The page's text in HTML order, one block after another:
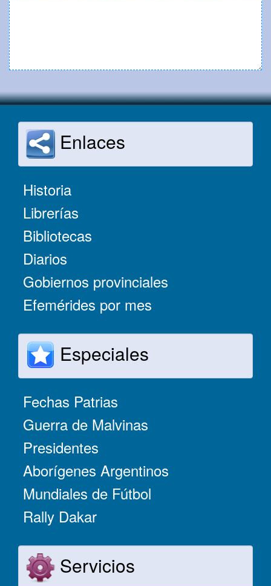
Enlaces
Historia
Librerías
Bibliotecas
Diarios
Gobiernos provinciales
Efemérides por mes
Especiales
Fechas Patrias
Guerra de Malvinas
Presidentes
Aborígenes Argentinos
Mundiales de Fútbol
Rally Dakar
Servicios